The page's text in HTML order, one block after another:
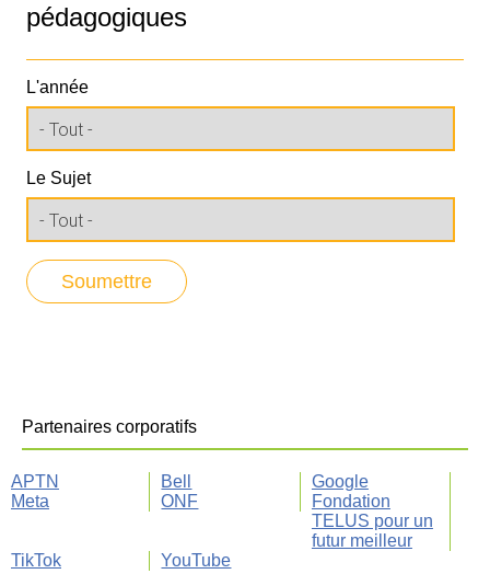
pédagogiques
L'année
Le Sujet
Partenaires corporatifs
APTN Bell
Google
Meta
ONF
Fondation
TELUS pour un
futur meilleur
TikTok
YouTube